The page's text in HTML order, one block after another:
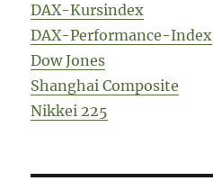
DAX-Kursindex
DAX-Performance-Index
Dow Jones
Shanghai Composite
Nikkei 225